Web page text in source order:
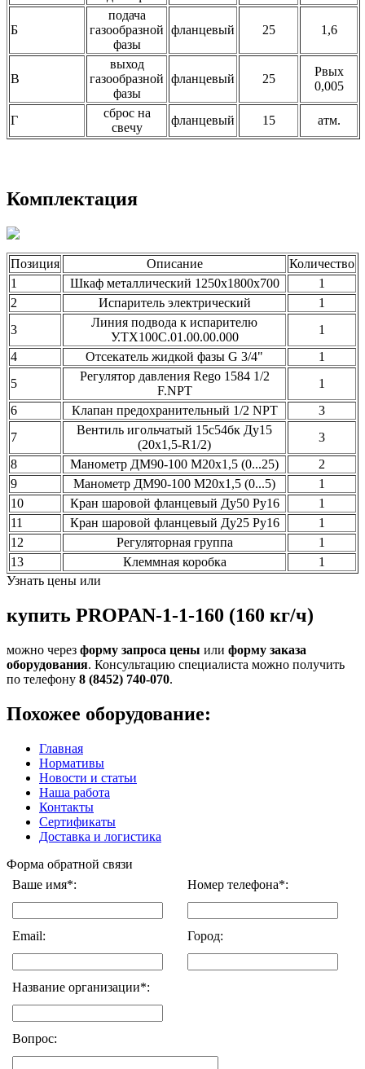
Б
подача
газообразной
фазы
фланцевый 25 1,6
В
выход
газообразной
фазы
фланцевый 25
Рвых
0,005
Г
сброс на
свечу
фланцевый 15 атм.
Комплектация
Позиция Описание
Количество
1
Шкаф металлический 1250х1800х700
1
2
Испаритель электрический
1
3
Линия подвода к испарителю
У.ТХ100С.01.00.00.000
1
4
Отсекатель жидкой фазы G 3/4"
1
5
Регулятор давления Rego 1584 1/2
F.NPT
1
6
Клапан предохранительный 1/2 NPT
3
7
Вентиль игольчатый 15с54бк Ду15
(20х1,5-R1/2)
3
8
Манометр ДМ90-100 М20х1,5 (0...25)
2
9
Манометр ДМ90-100 М20х1,5 (0...5)
1
10
Кран шаровой фланцевый Ду50 Ру16
1
11
Кран шаровой фланцевый Ду25 Ру16
1
12
Регуляторная группа
1
13
Клеммная коробка
1
Узнать цены или
купить PROPAN-1-1-160 (160 кг/ч)
можно через форму запроса цены или форму заказа
оборудования. Консультацию специалиста можно получить
по телефону 8 (8452) 740-070.
Похожее оборудование:
Главная
Нормативы
Новости и статьи
Наша работа
Контакты
Сертификаты
Доставка и логистика
Форма обратной связи
Ваше имя*:
Номер телефона*:
Email: Город:
Название организации*:
Вопрос: